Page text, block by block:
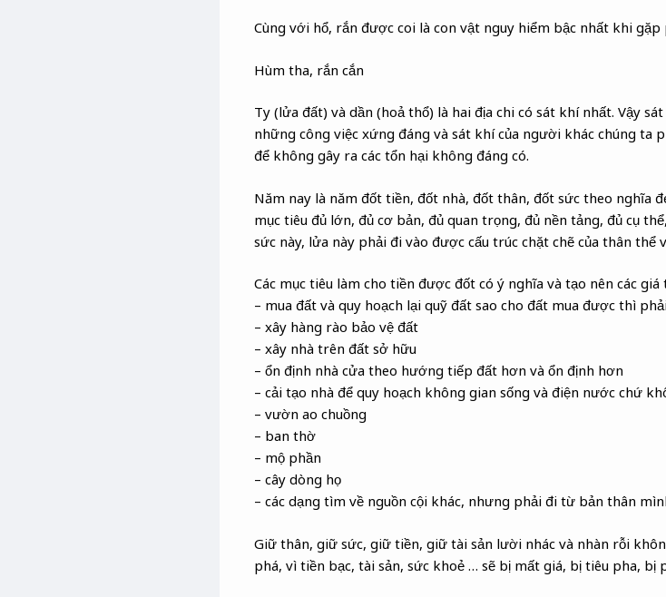
Cùng với hổ, rắn được coi là con vật nguy hiểm bậc nhất khi
Hùm tha, rắn cắn
Ty (lửa đất) và dần (hoả thổ) là hai địa chi có sát khí nhất. Vậy
những công việc xứng đáng và sát khí của người khác chúng
để không gây ra các tổn hại không đáng có.
Năm nay là năm đốt tiền, đốt nhà, đốt thân, đốt sức theo nghĩa
mục tiêu đủ lớn, đủ cơ bản, đủ quan trọng, đủ nền tảng, đủ cụ
sức này, lửa này phải đi vào được cấu trúc chặt chẽ của thân thể
Các mục tiêu làm cho tiền được đốt có ý nghĩa và tạo nên các
– mua đất và quy hoạch lại quỹ đất sao cho đất mua được thì
– xây hàng rào bảo vệ đất
– xây nhà trên đất sở hữu
– ổn định nhà cửa theo hướng tiếp đất hơn và ổn định hơn
– cải tạo nhà để quy hoạch không gian sống và điện nước chứ
– vườn ao chuồng
– ban thờ
– mộ phần
– cây dòng họ
– các dạng tìm về nguồn cội khác, nhưng phải đi từ bản thân
Giữ thân, giữ sức, giữ tiền, giữ tài sản lười nhác và nhàn rỗi
phá, vì tiền bạc, tài sản, sức khoẻ … sẽ bị mất giá, bị tiêu pha,